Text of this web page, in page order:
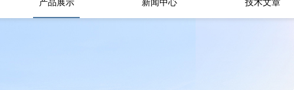
产品展示 新闻中心 技术文章